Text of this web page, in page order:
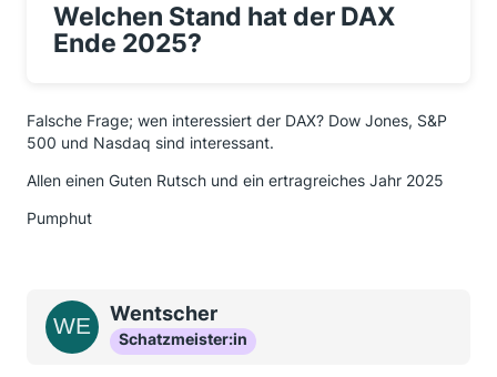
Welchen Stand hat der DAX
Ende 2025?
Falsche Frage; wen interessiert der DAX? Dow Jones, S&P
500 und Nasdaq sind interessant.
Allen einen Guten Rutsch und ein ertragreiches Jahr 2025
Pumphut
Wentscher
Schatzmeister:in